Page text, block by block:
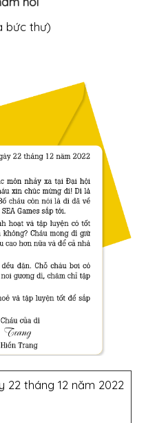
bức thư)
22 tháng 12 năm 2022